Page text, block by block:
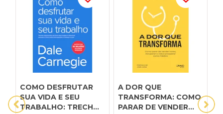
COMO DESFRUTAR
SUA VIDA E SEU
TRABALHO: TRECHOS
A DOR QUE
TRANSFORMA: COMO
PARAR DE VENDER